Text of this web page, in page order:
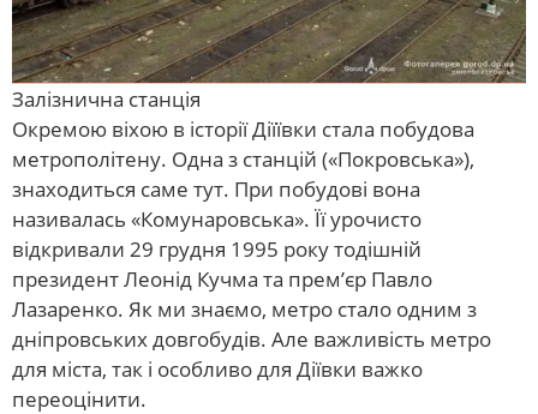
Залізнична станція
Окремою віхою в історії Діїївки стала побудова
метрополітену. Одна з станцій («Покровська»),
знаходиться саме тут. При побудові вона
називалась «Комунаровська». Її урочисто
відкривали 29 грудня 1995 року тодішній
президент Леонід Кучма та прем’єр Павло
Лазаренко. Як ми знаємо, метро стало одним з
дніпровських довгобудів. Але важливість метро
для міста, так і особливо для Діївки важко
переоцінити.